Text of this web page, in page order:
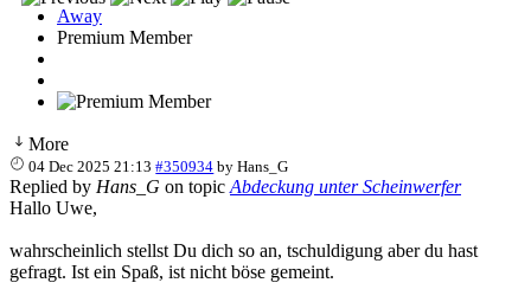
Away
Premium Member
More
04 Dec 2025 21:13 #350934 byHans_G
Replied by Hans_G on topic Abdeckung unter Scheinwerfer
Hallo Uwe,
wahrscheinlich stellst Du dich so an, tschuldigung aber du hast
gefragt. Ist ein Spaß, ist nicht böse gemeint.